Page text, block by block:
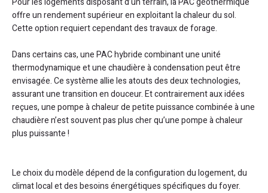
offre un rendement supérieur en exploitant la chaleur du sol.
Cette option requiert cependant des travaux de forage.
Dans certains cas, une PAC hybride combinant une unité
thermodynamique et une chaudière à condensation peut être
envisagée. Ce système allie les atouts des deux technologies,
assurant une transition en douceur. Et contrairement aux idées
reçues, une pompe à chaleur de petite puissance combinée à une
chaudière n’est souvent pas plus cher qu’une pompe à chaleur
plus puissante !
Le choix du modèle dépend de la configuration du logement, du
climat local et des besoins énergétiques spécifiques du foyer.